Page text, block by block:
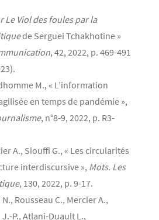
Le Viol des foules par la
de Serguei Tchakhotine »
, 42, 2022, p. 469-491
M., « L’information
en temps de pandémie »,
, n°8-9, 2022, p. R3-
A., Siouffi G., « Les circularités
interdiscursive », Mots. Les
, 130, 2022, p. 9-17.
Rousseau C., Mercier A.,
P., Atlani-Duault L.,